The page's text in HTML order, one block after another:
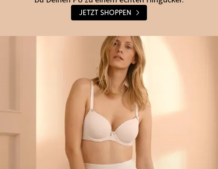
Jetzt shoppen